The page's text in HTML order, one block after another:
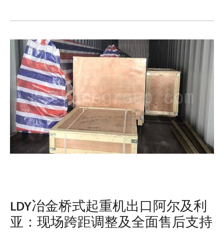
LDY冶金桥式起重机出口阿尔及利
亚：现场跨距调整及全面售后支持